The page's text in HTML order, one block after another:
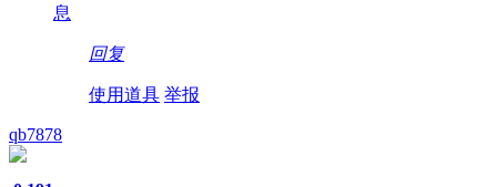
息
回复
使用道具 举报
qb7878